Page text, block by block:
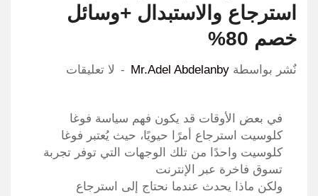
استرجاع والاستبدال +وسائل
خصم 80%
نٌشر بواسطة Mr.Adel Abdelanby لا تعليقات
في بعض الأوقات قد يكون فهم سياسة فوغا
كلوسيت استرجاع أمرًا حيويًا، حيث يُعتبر فوغا
كلوسيت واحدًا من تلك الوجهات التي توفر تجربة
تسوق فاخرة عبر الإنترنت
ولكن ماذا يحدث عندما نحتاج إلى استرجاع